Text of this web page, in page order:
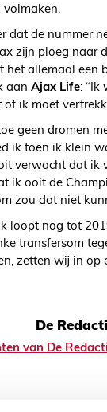
volmaken.
dat de nummer
zijn ploeg naar
het allemaal een
aan Ajax Life: “Ik
ik moet
geen dromen
ik toen ik klein
verwacht dat ik
ik ooit de
zou dat niet
loopt nog tot
transfersom
zetten wij in op
De
van De